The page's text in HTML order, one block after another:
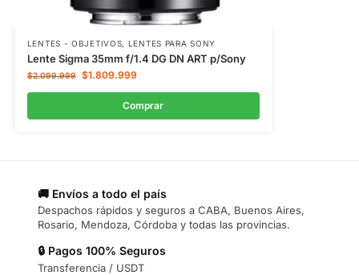
LENTES - OBJETIVOS, LENTES PARA SONY
Lente Sigma 35mm f/1.4 DG DN ART p/Sony
$2.099.999 $1.809.999
Comprar
🚚 Envíos a todo el país
Despachos rápidos y seguros a CABA, Buenos Aires,
Rosario, Mendoza, Córdoba y todas las provincias.
🔒 Pagos 100% Seguros
Transferencia / USDT